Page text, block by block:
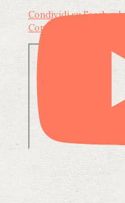
Condividi su Facebook
Condividi su LinkedIn